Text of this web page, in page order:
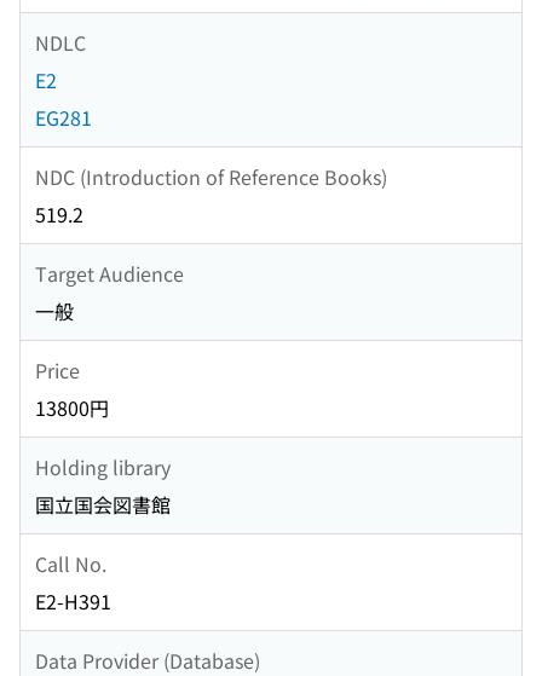
NDLC
E2
EG281
NDC (Introduction of Reference Books)
519.2
Target Audience
一般
Price
13800円
Holding library
国立国会図書館
Call No.
E2-H391
Data Provider (Database)